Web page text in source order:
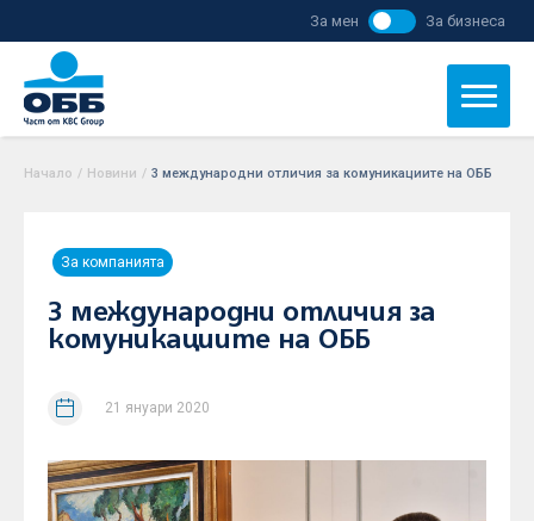
За мен За бизнеса
Начало / Новини / 3 международни отличия за комуникациите на ОББ
За компанията
3 международни отличия за
комуникациите на ОББ
21 януари 2020